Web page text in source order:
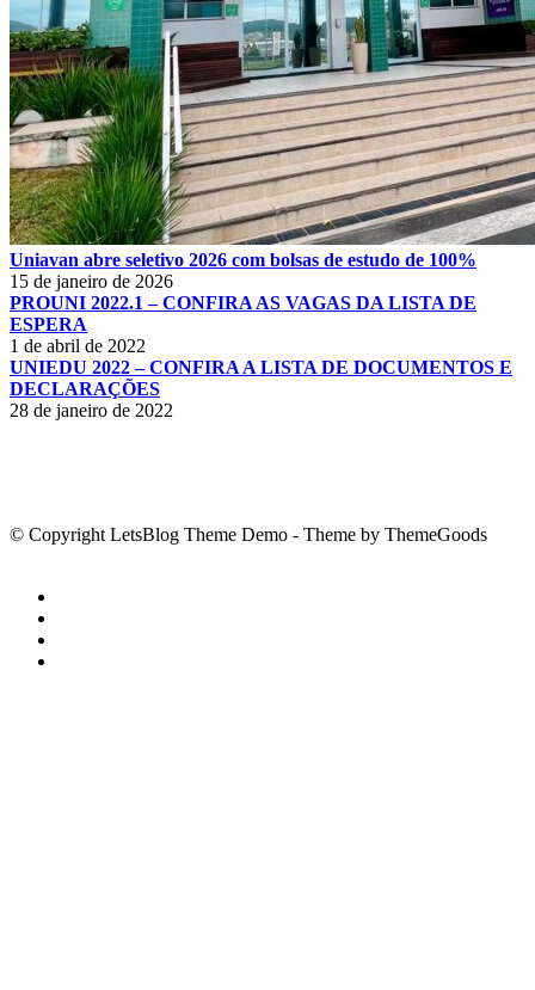
Uniavan abre seletivo 2026 com bolsas de estudo de 100%
15 de janeiro de 2026
PROUNI 2022.1 – CONFIRA AS VAGAS DA LISTA DE
ESPERA
1 de abril de 2022
UNIEDU 2022 – CONFIRA A LISTA DE DOCUMENTOS E
DECLARAÇÕES
28 de janeiro de 2022
© Copyright LetsBlog Theme Demo - Theme by ThemeGoods